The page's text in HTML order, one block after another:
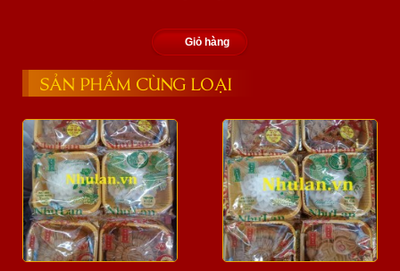
Giỏ hàng
SẢN PHẨM CÙNG LOẠI